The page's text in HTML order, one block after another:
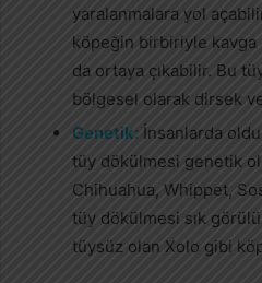
yaralanmalara yol
köpeğin birbiriyle
da ortaya çıkabilir. Bu
bölgesel olarak dirsek
Genetik: İnsanlarda
tüy dökülmesi genetik
Chihuahua, Whippet,
tüy dökülmesi sık
tüysüz olan Xolo gibi